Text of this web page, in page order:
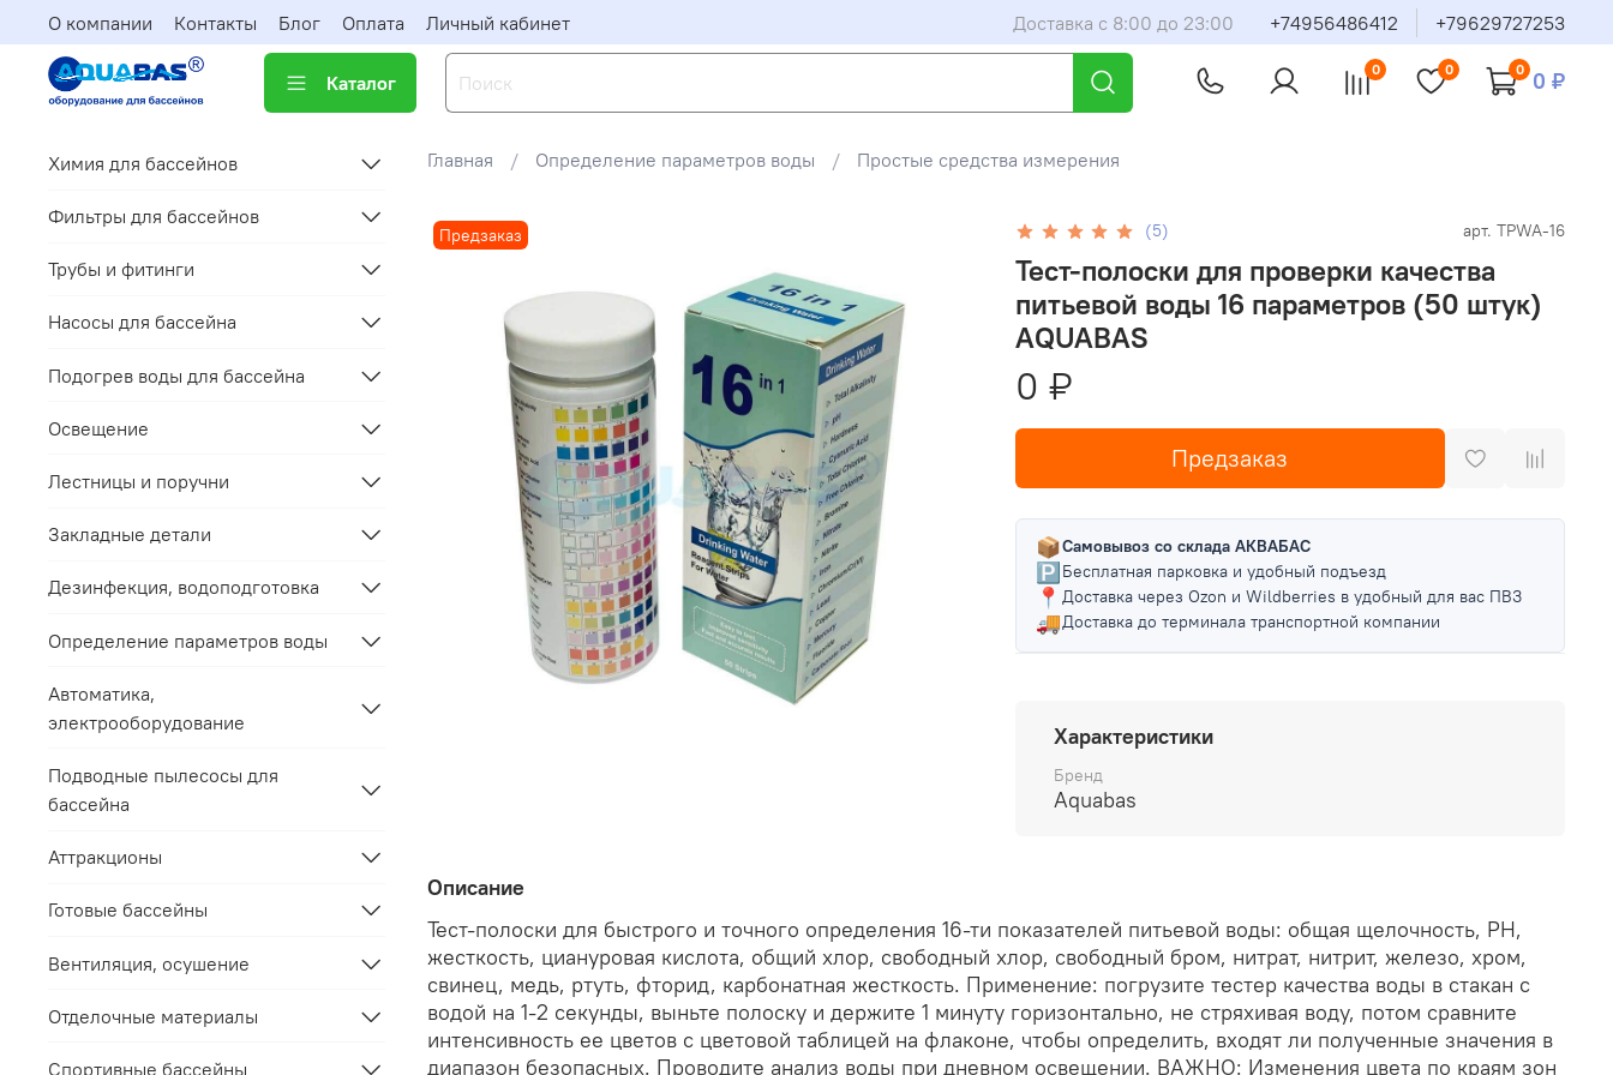
О компании Контакты Блог Оплата Личный кабинет Доставка с 8:00 до 23:00 +74956486412 +79629727253
Каталог
0 0 0 0 ₽
Главная Определение параметров воды Простые средства измерения
Предзаказ (5) арт. TPWA-16
Тест-полоски для проверки качества
питьевой воды 16 параметров (50 штук)
AQUABAS
0 ₽
Предзаказ
📦Самовывоз со склада АКВАБАС
🅿️ Бесплатная парковка и удобный подъезд
📍 Доставка через Ozon и Wildberries в удобный для вас ПВЗ
🚚Доставка до терминала транспортной компании
Описание
Тест-полоски для быстрого и точного определения 16-ти показателей питьевой воды: общая щелочность, РН,
жесткость, циануровая кислота, общий хлор, свободный хлор, свободный бром, нитрат, нитрит, железо, хром,
свинец, медь, ртуть, фторид, карбонатная жесткость. Применение: погрузите тестер качества воды в стакан с
водой на 1-2 секунды, выньте полоску и держите 1 минуту горизонтально, не стряхивая воду, потом сравните
интенсивность ее цветов с цветовой таблицей на флаконе, чтобы определить, входят ли полученные значения в
диапазон безопасных. Проводите анализ воды при дневном освещении. ВАЖНО: Изменения цвета по краям зон
Характеристики
Бренд
Aquabas
Химия для бассейнов
Фильтры для бассейнов
Трубы и фитинги
Насосы для бассейна
Подогрев воды для бассейна
Освещение
Лестницы и поручни
Закладные детали
Дезинфекция, водоподготовка
Определение параметров воды
Автоматика,
электрооборудование
Подводные пылесосы для
бассейна
Аттракционы
Готовые бассейны
Вентиляция, осушение
Отделочные материалы
Спортивные бассейны